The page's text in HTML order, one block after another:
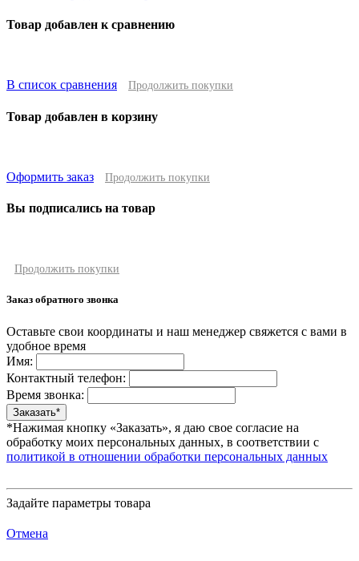
Товар добавлен к сравнению
В список сравнения Продолжить покупки
Товар добавлен в корзину
Оформить заказ Продолжить покупки
Вы подписались на товар
Продолжить покупки
Заказ обратного звонка
Оставьте свои координаты и наш менеджер свяжется с вами в
удобное время
Имя:
Контактный телефон:
Время звонка:
*Нажимая кнопку «Заказать», я даю свое согласие на
обработку моих персональных данных, в соответствии с
политикой в отношении обработки персональных данных
Задайте параметры товара
Отмена